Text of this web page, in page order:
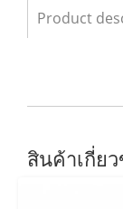
Product
สินค้าเกี่ย